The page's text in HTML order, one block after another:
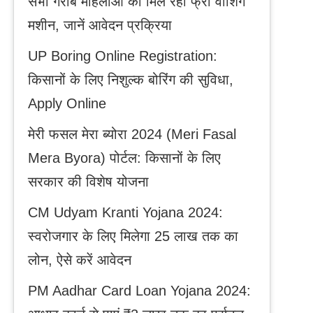
मशीन, जानें आवेदन प्रक्रिया
UP Boring Online Registration:
किसानों के लिए निशुल्क बोरिंग की सुविधा,
Apply Online
मेरी फसल मेरा ब्योरा 2024 (Meri Fasal
Mera Byora) पोर्टल: किसानों के लिए
सरकार की विशेष योजना
CM Udyam Kranti Yojana 2024:
स्वरोजगार के लिए मिलेगा 25 लाख तक का
लोन, ऐसे करें आवेदन
PM Aadhar Card Loan Yojana 2024: